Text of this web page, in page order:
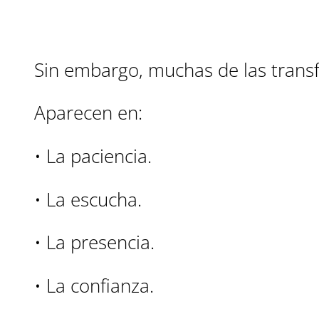
Sin embargo, muchas de las
Aparecen en:
• La paciencia.
• La escucha.
• La presencia.
• La confianza.